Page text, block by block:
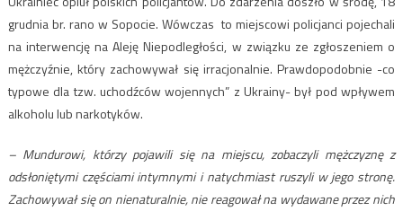
grudnia br. rano w Sopocie. Wówczas to miejscowi policjanci pojechali
na interwencję na Aleję Niepodległości, w związku ze zgłoszeniem o
mężczyźnie, który zachowywał się irracjonalnie. Prawdopodobnie -co
typowe dla tzw. uchodźców wojennych” z Ukrainy- był pod wpływem
alkoholu lub narkotyków.
– Mundurowi, którzy pojawili się na miejscu, zobaczyli mężczyznę z
odsłoniętymi częściami intymnymi i natychmiast ruszyli w jego stronę.
Zachowywał się on nienaturalnie, nie reagował na wydawane przez nich